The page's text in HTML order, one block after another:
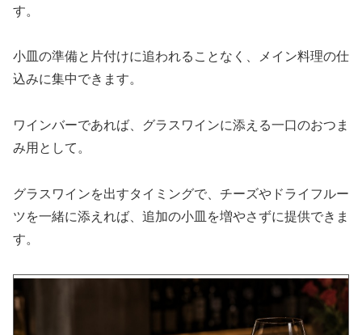
す。
小皿の準備と片付けに追われることなく、メイン料理の仕
込みに集中できます。
ワインバーであれば、グラスワインに添える一口のおつま
み用として。
グラスワインを出すタイミングで、チーズやドライフルー
ツを一緒に添えれば、追加の小皿を増やさずに提供できま
す。